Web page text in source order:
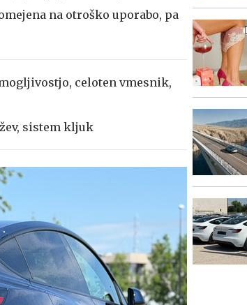
na otroško uporabo, pa
celoten vmesnik,
sistem kljuk